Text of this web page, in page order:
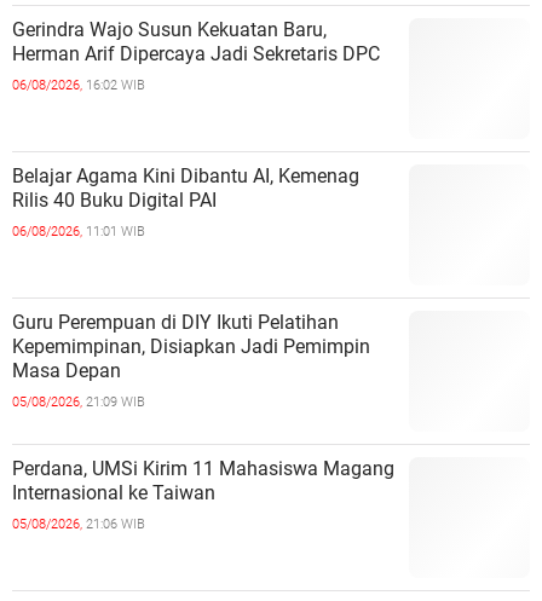
Gerindra Wajo Susun Kekuatan Baru,
Herman Arif Dipercaya Jadi Sekretaris DPC
06/08/2026, 16:02 WIB
Belajar Agama Kini Dibantu AI, Kemenag
Rilis 40 Buku Digital PAI
06/08/2026, 11:01 WIB
Guru Perempuan di DIY Ikuti Pelatihan
Kepemimpinan, Disiapkan Jadi Pemimpin
Masa Depan
05/08/2026, 21:09 WIB
Perdana, UMSi Kirim 11 Mahasiswa Magang
Internasional ke Taiwan
05/08/2026, 21:06 WIB